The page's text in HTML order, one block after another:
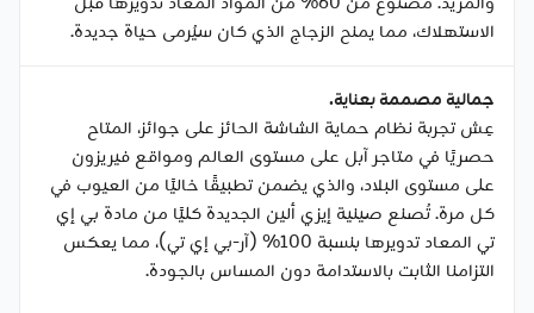
الاستهلاك، مما يمنح الزجاج الذي كان سيُرمى حياة جديدة.
جمالية مصممة بعناية.
عِش تجربة نظام حماية الشاشة الحائز على جوائز، المتاح
حصريًا في متاجر آبل على مستوى العالم ومواقع فيريزون
على مستوى البلاد، والذي يضمن تطبيقًا خاليًا من العيوب في
كل مرة. تُصنع صينية إيزي ألين الجديدة كليًا من مادة بي إي
تي المعاد تدويرها بنسبة 100% (آر-بي إي تي)، مما يعكس
التزامنا الثابت بالاستدامة دون المساس بالجودة.